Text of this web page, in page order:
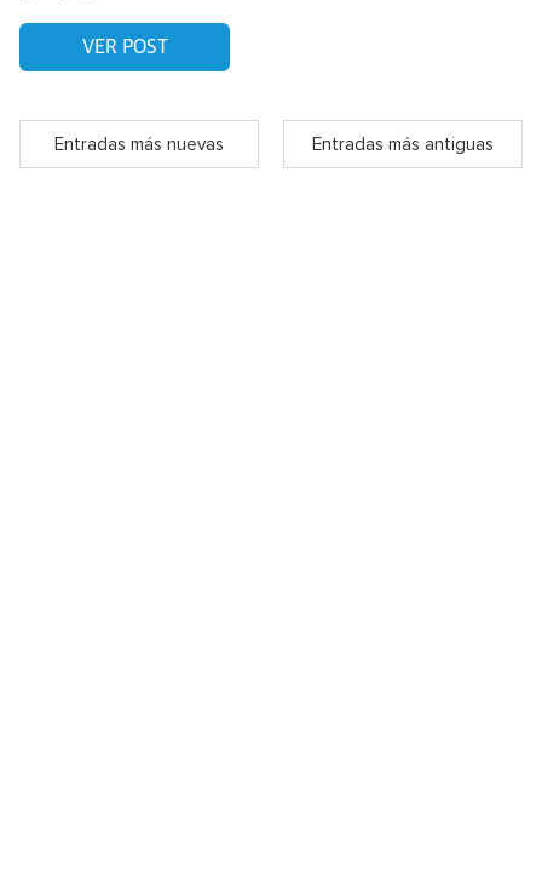
VER POST
Entradas más nuevas Entradas más antiguas